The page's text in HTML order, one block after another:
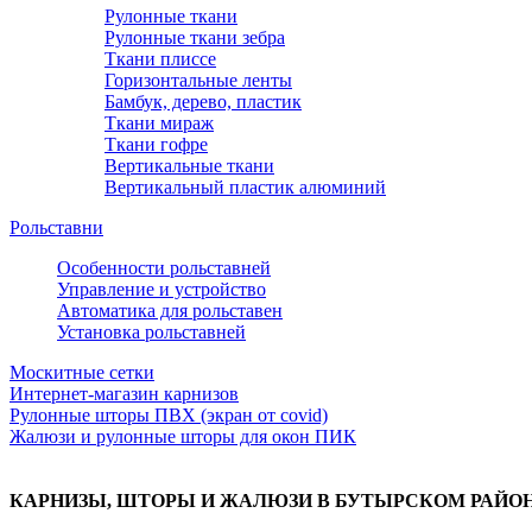
Рулонные ткани
Рулонные ткани зебра
Ткани плиссе
Горизонтальные ленты
Бамбук, дерево, пластик
Ткани мираж
Ткани гофре
Вертикальные ткани
Вертикальный пластик алюминий
Рольставни
Особенности рольставней
Управление и устройство
Автоматика для рольставен
Установка рольставней
Москитные сетки
Интернет-магазин карнизов
Рулонные шторы ПВХ (экран от covid)
Жалюзи и рулонные шторы для окон ПИК
КАРНИЗЫ, ШТОРЫ И ЖАЛЮЗИ В БУТЫРСКОМ